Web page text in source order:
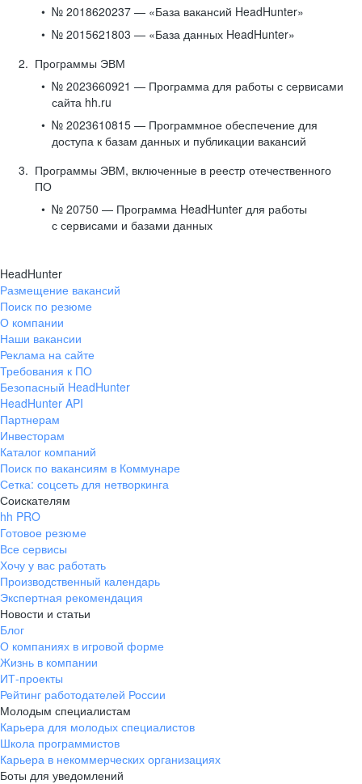
№ 2018620237 — «База вакансий HeadHunter»
№ 2015621803 — «База данных HeadHunter»
Программы ЭВМ
№ 2023660921 — Программа для работы с сервисами
сайта hh.ru
№ 2023610815 — Программное обеспечение для
доступа к базам данных и публикации вакансий
Программы ЭВМ, включенные в реестр отечественного
ПО
№ 20750 — Программа HeadHunter для работы
с сервисами и базами данных
HeadHunter
Размещение вакансий
Поиск по резюме
О компании
Наши вакансии
Реклама на сайте
Требования к ПО
Безопасный HeadHunter
HeadHunter API
Партнерам
Инвесторам
Каталог компаний
Поиск по вакансиям в Коммунаре
Сетка: соцсеть для нетворкинга
Соискателям
hh PRO
Готовое резюме
Все сервисы
Хочу у вас работать
Производственный календарь
Экспертная рекомендация
Новости и статьи
Блог
О компаниях в игровой форме
Жизнь в компании
ИТ-проекты
Рейтинг работодателей России
Молодым специалистам
Карьера для молодых специалистов
Школа программистов
Карьера в некоммерческих организациях
Боты для уведомлений